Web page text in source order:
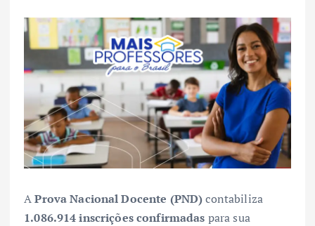
AProva Nacional Docente (PND)contabiliza
1.086.914 inscrições confirmadas para sua